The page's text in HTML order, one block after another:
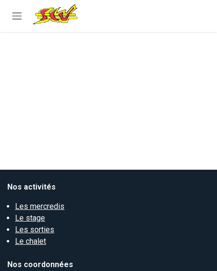
Se rendre au contenu
Nos activités
Les mercredis
Le stage
Les sorties
Le chalet
Nos coordonnées